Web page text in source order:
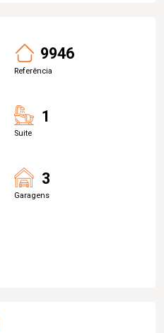
9946
Referência
1
Suite
3
Garagens